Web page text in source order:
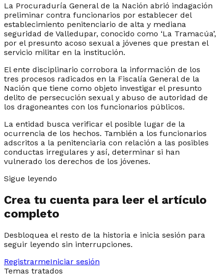
La Procuraduría General de la Nación abrió indagación
preliminar contra funcionarios por establecer del
establecimiento penitenciario de alta y mediana
seguridad de Valledupar, conocido como ‘La Tramacúa’,
por el presunto acoso sexual a jóvenes que prestan el
servicio militar en la institución.
El ente disciplinario corrobora la información de los
tres procesos radicados en la Fiscalía General de la
Nación que tiene como objeto investigar el presunto
delito de persecución sexual y abuso de autoridad de
los dragoneantes con los funcionarios públicos.
La entidad busca verificar el posible lugar de la
ocurrencia de los hechos. También a los funcionarios
adscritos a la penitenciaria con relación a las posibles
conductas irregulares y así, determinar si han
vulnerado los derechos de los jóvenes.
Sigue leyendo
Crea tu cuenta para leer el artículo
completo
Desbloquea el resto de la historia e inicia sesión para
seguir leyendo sin interrupciones.
RegistrarmeIniciar sesión
Temas tratados